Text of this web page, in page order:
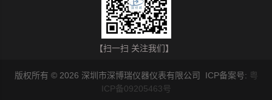
【扫一扫 关注我们】
版权所有 © 2026 深圳市深博瑞仪器仪表有限公司 ICP备案号: 粤
ICP备09205463号